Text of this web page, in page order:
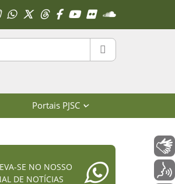
Acessar Instagram
Acessar WhatsApp
Acessar XAcessar Threads
Acessar Facebook
Acessar YouTube
Acessar Flickr
Acessar
PESQUISAR
Portais PJSC
SE NO NOSSO
DE NOTÍCIAS
Libras